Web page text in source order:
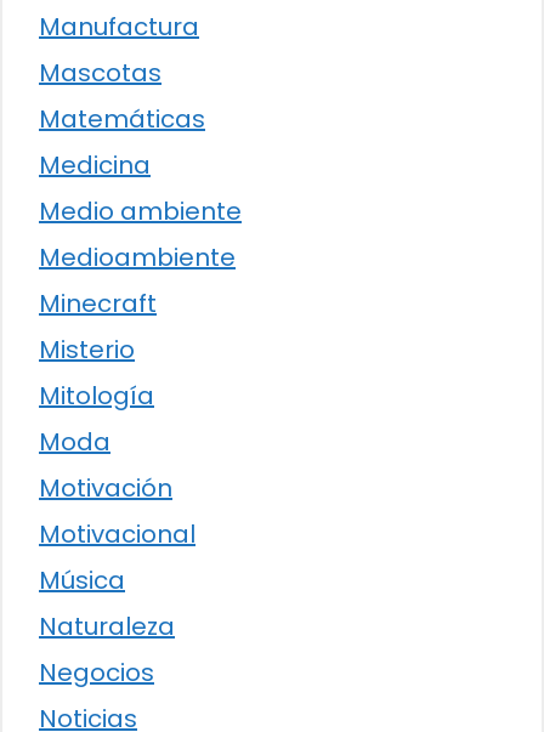
Manufactura
Mascotas
Matemáticas
Medicina
Medio ambiente
Medioambiente
Minecraft
Misterio
Mitología
Moda
Motivación
Motivacional
Música
Naturaleza
Negocios
Noticias